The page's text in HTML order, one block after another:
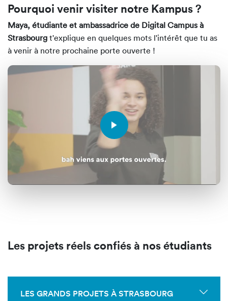
Pourquoi venir visiter notre Kampus ?
Maya, étudiante et ambassadrice de Digital Campus à
Strasbourg t'explique en quelques mots l'intérêt que tu as
à venir à notre prochaine porte ouverte !
Les projets réelsconfiés à nos étudiants
LES GRANDS PROJETS À STRASBOURG